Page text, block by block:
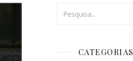
CATEGORIAS